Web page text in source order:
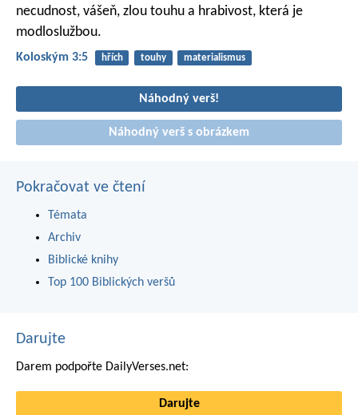
necudnost, vášeň, zlou touhu a hrabivost, která je
modloslužbou.
Koloským 3:5 hřích touhy materialismus
Náhodný verš!
Náhodný verš s obrázkem
Pokračovat ve čtení
Témata
Archiv
Biblické knihy
Top 100 Biblických veršů
Darujte
Darem podpořte DailyVerses.net:
Darujte